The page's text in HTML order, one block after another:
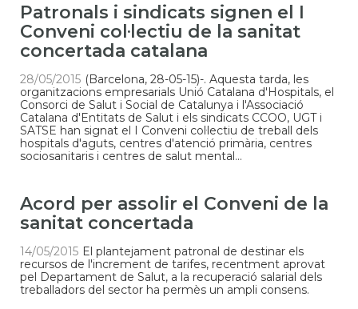
Patronals i sindicats signen el I
Conveni col·lectiu de la sanitat
concertada catalana
28/05/2015 (Barcelona, 28-05-15)-. Aquesta tarda, les
organitzacions empresarials Unió Catalana d'Hospitals, el
Consorci de Salut i Social de Catalunya i l'Associació
Catalana d'Entitats de Salut i els sindicats CCOO, UGT i
SATSE han signat el I Conveni col·lectiu de treball dels
hospitals d'aguts, centres d'atenció primària, centres
sociosanitaris i centres de salut mental...
Acord per assolir el Conveni de la
sanitat concertada
14/05/2015 El plantejament patronal de destinar els
recursos de l'increment de tarifes, recentment aprovat
pel Departament de Salut, a la recuperació salarial dels
treballadors del sector ha permès un ampli consens.